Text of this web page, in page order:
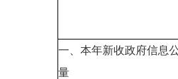
一、本年新收政府信息
量